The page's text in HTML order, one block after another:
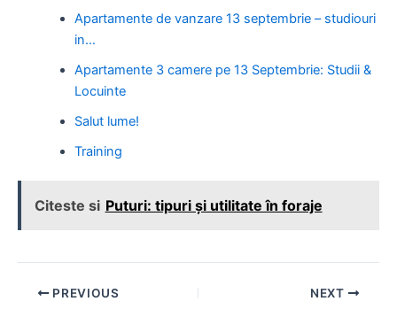
Apartamente de vanzare 13 septembrie – studiouri
in…
Apartamente 3 camere pe 13 Septembrie: Studii &
Locuinte
Salut lume!
Training
Citeste si Puturi: tipuri și utilitate în foraje
Post PREVIOUS NEXT